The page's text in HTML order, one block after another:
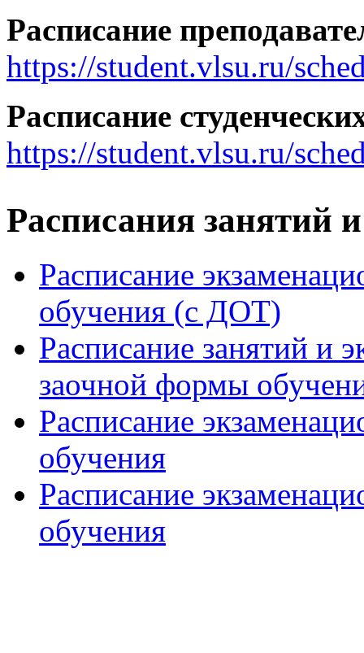
Расписание
https://student.vlsu.ru/
Расписание
https://student.vlsu.ru/
Расписания занятий
Расписание
обучения (с ДОТ)
Расписание занятий и
заочной формы
Расписание
обучения
Расписание
обучения